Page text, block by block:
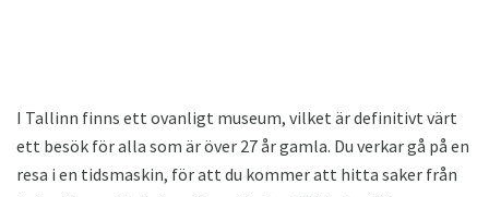
I Tallinn finns ett ovanligt museum, vilket är definitivt värt
ett besök för alla som är över 27 år gamla. Du verkar gå på en
resa i en tidsmaskin, för att du kommer att hitta saker från